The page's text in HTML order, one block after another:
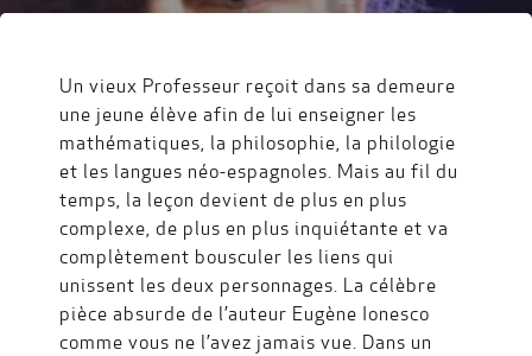
Un vieux Professeur reçoit dans sa demeure
une jeune élève afin de lui enseigner les
mathématiques, la philosophie, la philologie
et les langues néo-espagnoles. Mais au fil du
temps, la leçon devient de plus en plus
complexe, de plus en plus inquiétante et va
complètement bousculer les liens qui
unissent les deux personnages. La célèbre
pièce absurde de l’auteur Eugène Ionesco
comme vous ne l’avez jamais vue. Dans un